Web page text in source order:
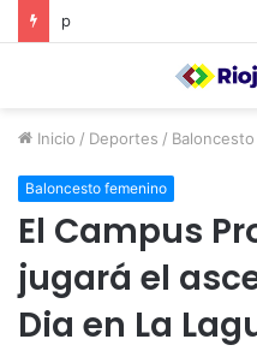
p
Inicio / Deportes /
Baloncesto femenino
El Campus
jugará el
Dia en La